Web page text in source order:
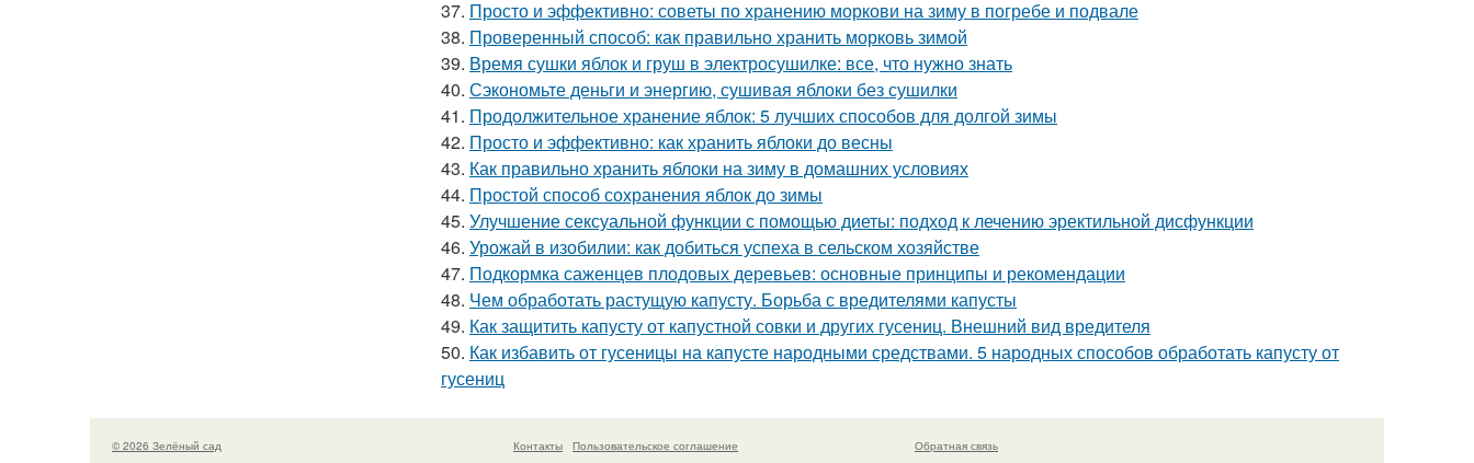
37. Просто и эффективно: советы по хранению моркови на зиму в погребе и подвале
38. Проверенный способ: как правильно хранить морковь зимой
39. Время сушки яблок и груш в электросушилке: все, что нужно знать
40. Сэкономьте деньги и энергию, сушивая яблоки без сушилки
41. Продолжительное хранение яблок: 5 лучших способов для долгой зимы
42. Просто и эффективно: как хранить яблоки до весны
43. Как правильно хранить яблоки на зиму в домашних условиях
44. Простой способ сохранения яблок до зимы
45. Улучшение сексуальной функции с помощью диеты: подход к лечению эректильной дисфункции
46. Урожай в изобилии: как добиться успеха в сельском хозяйстве
47. Подкормка саженцев плодовых деревьев: основные принципы и рекомендации
48. Чем обработать растущую капусту. Борьба с вредителями капусты
49. Как защитить капусту от капустной совки и других гусениц. Внешний вид вредителя
50. Как избавить от гусеницы на капусте народными средствами. 5 народных способов обработать капусту от
гусениц
© 2026 Зелёный сад Контакты Пользовательское соглашение Обратная связь